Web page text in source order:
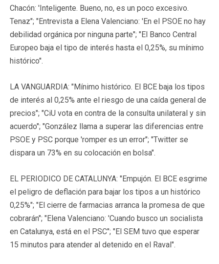
Chacón: 'Inteligente. Bueno, no, es un poco excesivo.
Tenaz"; "Entrevista a Elena Valenciano: 'En el PSOE no hay
debilidad orgánica por ninguna parte"; "El Banco Central
Europeo baja el tipo de interés hasta el 0,25%, su mínimo
histórico".
LA VANGUARDIA: "Mínimo histórico. El BCE baja los tipos
de interés al 0,25% ante el riesgo de una caída general de
precios"; "CiU vota en contra de la consulta unilateral y sin
acuerdo"; "González llama a superar las diferencias entre
PSOE y PSC porque 'romper es un error"; "Twitter se
dispara un 73% en su colocación en bolsa".
EL PERIODICO DE CATALUNYA: "Empujón. El BCE esgrime
el peligro de deflación para bajar los tipos a un histórico
0,25%"; "El cierre de farmacias arranca la promesa de que
cobrarán"; "Elena Valenciano: 'Cuando busco un socialista
en Catalunya, está en el PSC"; "El SEM tuvo que esperar
15 minutos para atender al detenido en el Raval".